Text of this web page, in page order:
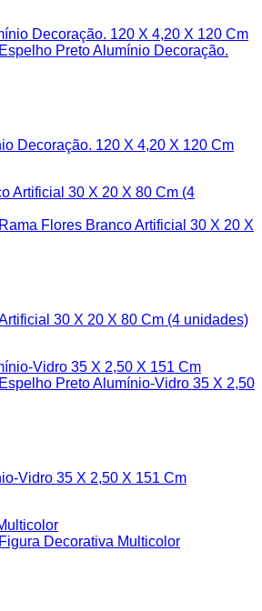
Decoração. 120 X 4,20 X 120 Cm
30 X 20 X 80 Cm (4 unidades)
Vidro 35 X 2,50 X 151 Cm